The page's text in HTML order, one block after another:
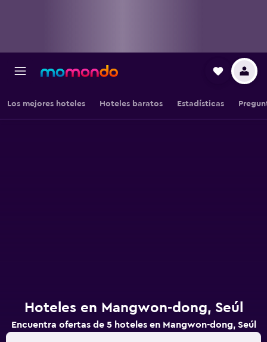
Los mejores hoteles Hoteles baratos Estadísticas
Hoteles en Mangwon-dong, Seúl
Encuentra ofertas de 5 hoteles en Mangwon-dong, Seúl